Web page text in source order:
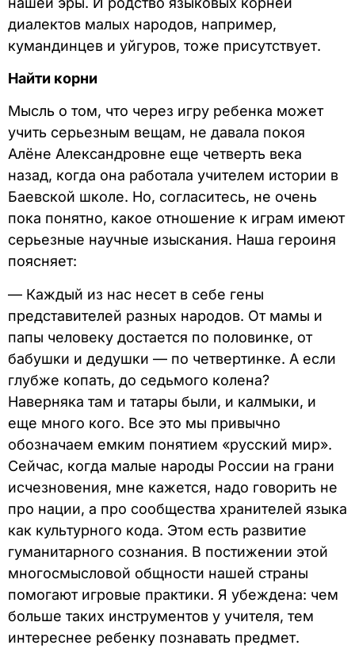
диалектов малых народов, например,
кумандинцев и уйгуров, тоже присутствует.
Найти корни
Мысль о том, что через игру ребенка может
учить серьезным вещам, не давала покоя
Алёне Александровне еще четверть века
назад, когда она работала учителем истории в
Баевской школе. Hо, согласитесь, не очень
пока понятно, какое отношение к играм имеют
серьезные научные изыскания. Наша героиня
поясняет:
— Каждый из нас несет в себе гены
представителей разных народов. От мамы и
папы человеку достается по половинке, от
бабушки и дедушки — по четвертинке. А если
глубже копать, до седьмого колена?
Наверняка там и татары были, и калмыки, и
еще много кого. Все это мы привычно
обозначаем емким понятием «русский мир».
Сейчас, когда малые народы России на грани
исчезновения, мне кажется, надо говорить не
про нации, а про сообщества хранителей языка
как культурного кода. Этом есть развитие
гуманитарного сознания. В постижении этой
многосмысловой общности нашей страны
помогают игровые практики. Я убеждена: чем
больше таких инструментов у учителя, тем
интереснее ребенку познавать предмет.